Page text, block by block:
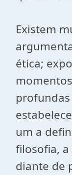
Existem
ética;
um a
filosofia,
diante de